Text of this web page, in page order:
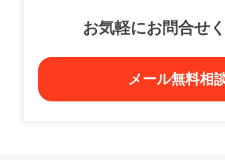
お気軽にお問合せ
メール無料相